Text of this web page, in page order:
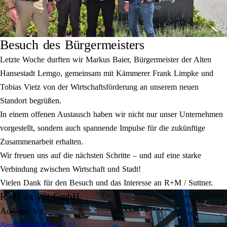
Besuch des Bürgermeisters
Letzte Woche durften wir Markus Baier, Bürgermeister der Alten
Hansestadt Lemgo, gemeinsam mit Kämmerer Frank Limpke und
Tobias Vietz von der Wirtschaftsförderung an unserem neuen
Standort begrüßen.
In einem offenen Austausch haben wir nicht nur unser Unternehmen
vorgestellt, sondern auch spannende Impulse für die zukünftige
Zusammenarbeit erhalten.
Wir freuen uns auf die nächsten Schritte – und auf eine starke
Verbindung zwischen Wirtschaft und Stadt!
Vielen Dank für den Besuch und das Interesse an R+M / Suttner.
R+M de Wit GmbH
Adresse
Bertha-Benz-Allee 7-11